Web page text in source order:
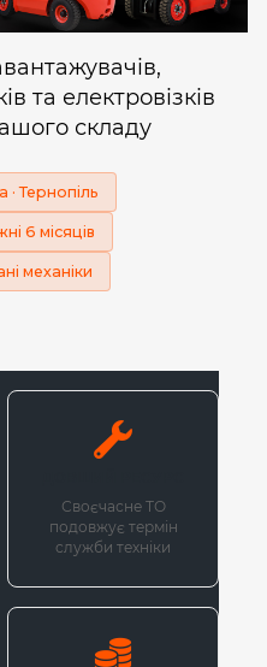
та електровізків
складу
· Тернопіль
6 місяців
механіки
Своєчасне ТО
подовжує термін
служби техніки